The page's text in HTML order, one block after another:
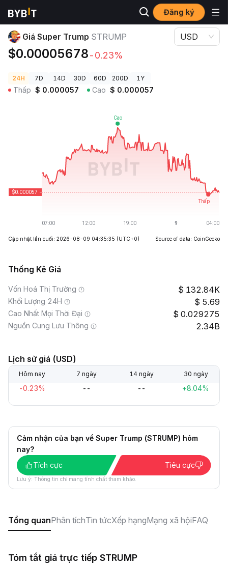
Đăng ký
Giá Tiền Điện Tử Giá Super Trump STRUMP
Giá Super Trump STRUMP
$0.00005678-0.23%
USD
24H 7D 14D 30D 60D 200D 1Y
Thấp $ 0.000057 Cao $ 0.000057
Cập nhật lần cuối: 2026-08-09 04:35:35 (UTC+0) Source of data: CoinGecko
Thống Kê Giá
Vốn Hoá Thị Trường 132.84K
Khối Lượng 24H 5.69
Cao Nhất Mọi Thời Đại 0.029275
Nguồn Cung Lưu Thông 2.34B
Lịch sử giá (USD)
Hôm nay 7 ngày 14 ngày 30 ngày
-0.23% -- -- +8.04%
Cảm nhận của bạn về Super Trump (STRUMP) hôm
nay?
Tích cực
Tiêu cực
Lưu ý: Thông tin chỉ mang tính chất tham khảo.
Tổng quanPhân tíchTin tứcXếp hạngMạng xã hộiFAQ
Tóm tắt giá trực tiếp STRUMP